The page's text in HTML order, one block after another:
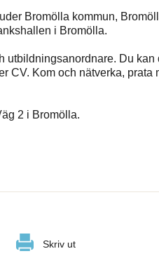
Bromölla kommun,
i Bromölla.
utbildningsanordnare. Du
CV. Kom och nätverka, prata
2 i Bromölla.
Skriv ut